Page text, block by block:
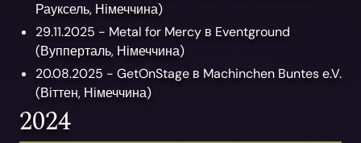
Рауксель, Німеччина)
29.11.2025 - Metal for Mercy в Eventground
(Вупперталь, Німеччина)
20.08.2025 - GetOnStage в Machinchen Buntes e.V.
(Віттен, Німеччина)
2024